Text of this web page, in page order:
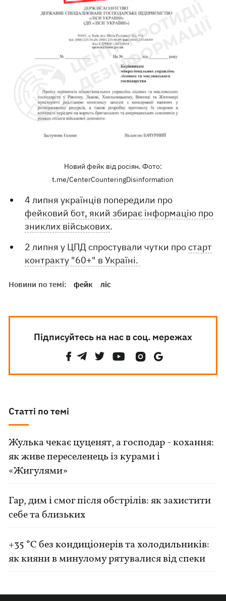
Новий фейк від росіян. Фото:
t.me/CenterCounteringDisinformation
4 липня українців попередили про
фейковий бот, який збирає інформацію про
зниклих військових.
2 липня у ЦПД спростували чутки простарт
контракту "60+" в Україні.
Новини по темі: фейк ліс
Підписуйтесь на нас в соц. мережах
Статті по темі
Жулька чекає цуценят, а господар - кохання:
як живе переселенець із курами і
«Жигулями»
Гар, дим і смог після обстрілів: як захистити
себе та близьких
+35 °C без кондиціонерів та холодильників:
як кияни в минулому рятувалися від спеки